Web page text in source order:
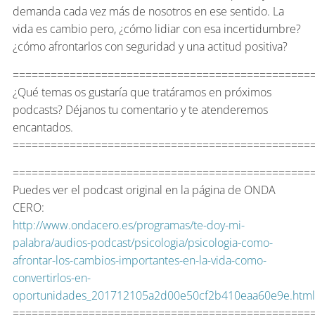
demanda cada vez más de nosotros en ese sentido. La
vida es cambio pero, ¿cómo lidiar con esa incertidumbre?
¿cómo afrontarlos con seguridad y una actitud positiva?
¿Qué temas os gustaría que tratáramos en próximos
podcasts? Déjanos tu comentario y te atenderemos
encantados.
Puedes ver el podcast original en la página de ONDA
CERO:
http://www.ondacero.es/programas/te-doy-mi-
palabra/audios-podcast/psicologia/psicologia-como-
afrontar-los-cambios-importantes-en-la-vida-como-
convertirlos-en-
oportunidades_201712105a2d00e50cf2b410eaa60e9e.html